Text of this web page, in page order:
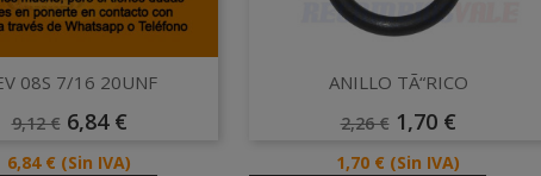
Vista rápida
08S 7/16 20UNF
Preço
9,12 € Preço
6,84 €
Preço
6,84 € (Sin IVA)
Vista rápida
ANILLO TÃ“RICO
Preço
2,26 € Preço
1,70 €
Preço
1,70 € (Sin IVA)